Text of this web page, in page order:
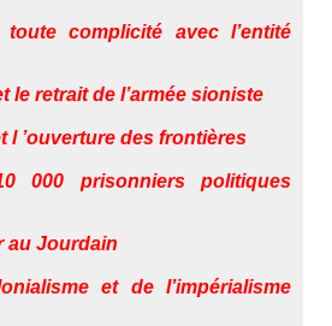
complicité avec l’entité
le retrait de l’armée sioniste
l ’ouverture des frontières
prisonniers politiques
au Jourdain
et de l’impérialisme